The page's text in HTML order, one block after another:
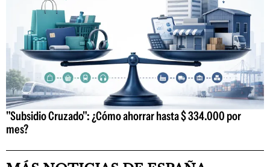
"Subsidio Cruzado": ¿Cómo ahorrar hasta $ 334.000 por
mes?